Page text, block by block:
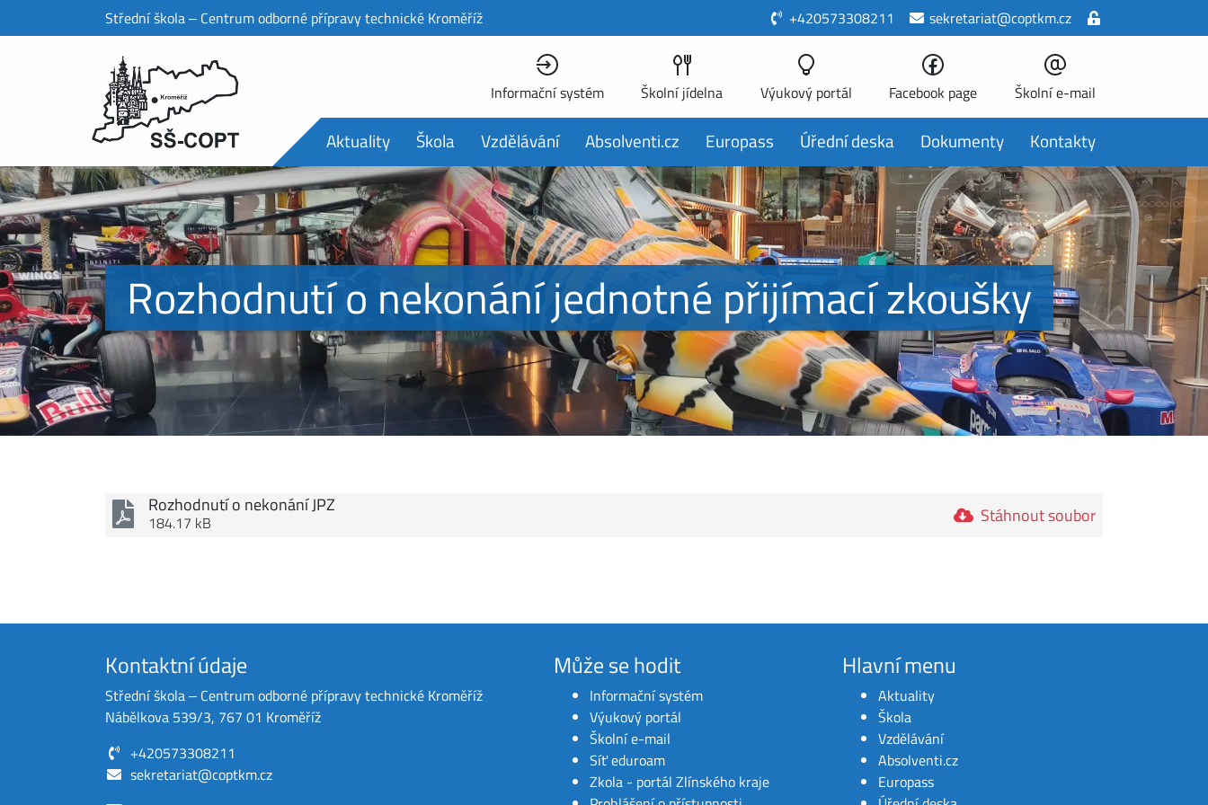
Střední škola ‒ Centrum odborné přípravy technické Kroměříž +420573308211 sekretariat@coptkm.cz
Informační systém Školní jídelna Výukový portál Facebook page Školní e-mail
Aktuality Škola Vzdělávání Absolventi.cz Europass Úřední deska Dokumenty Kontakty
Rozhodnutí o nekonání jednotné přijímací zkoušky
Rozhodnutí o nekonání JPZ
184.17 kB Stáhnout soubor
Kontaktní údaje
Střední škola ‒ Centrum odborné přípravy technické Kroměříž
Nábělkova 539/3, 767 01 Kroměříž
+420573308211
sekretariat@coptkm.cz
Může se hodit
Informační systém
Výukový portál
Školní e-mail
Síť eduroam
Zkola - portál Zlínského kraje
Hlavní menu
Aktuality
Škola
Vzdělávání
Absolventi.cz
Europass